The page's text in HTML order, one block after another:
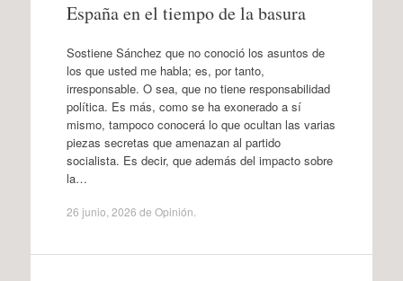
España en el tiempo de la basura
Sostiene Sánchez que no conoció los asuntos de
los que usted me habla; es, por tanto,
irresponsable. O sea, que no tiene responsabilidad
política. Es más, como se ha exonerado a sí
mismo, tampoco conocerá lo que ocultan las varias
piezas secretas que amenazan al partido
socialista. Es decir, que además del impacto sobre
la…
26 junio, 2026 de Opinión